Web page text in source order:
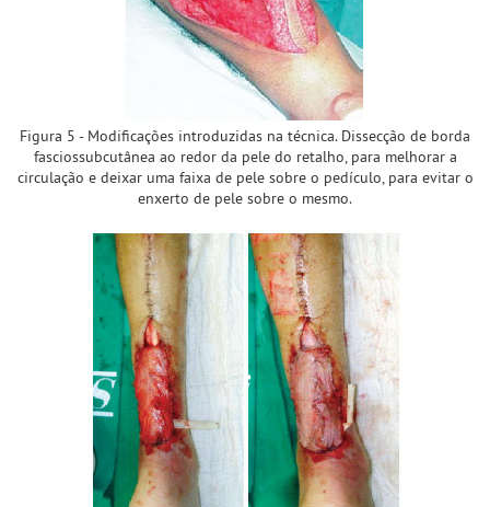
Figura 5 - Modificações introduzidas na técnica. Dissecção de borda
fasciossubcutânea ao redor da pele do retalho, para melhorar a
circulação e deixar uma faixa de pele sobre o pedículo, para evitar o
enxerto de pele sobre o mesmo.